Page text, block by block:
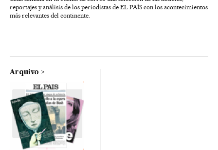
reportajes y análisis de los periodistas de EL PAÍS con los acontecimientos
más relevantes del continente.
Arquivo